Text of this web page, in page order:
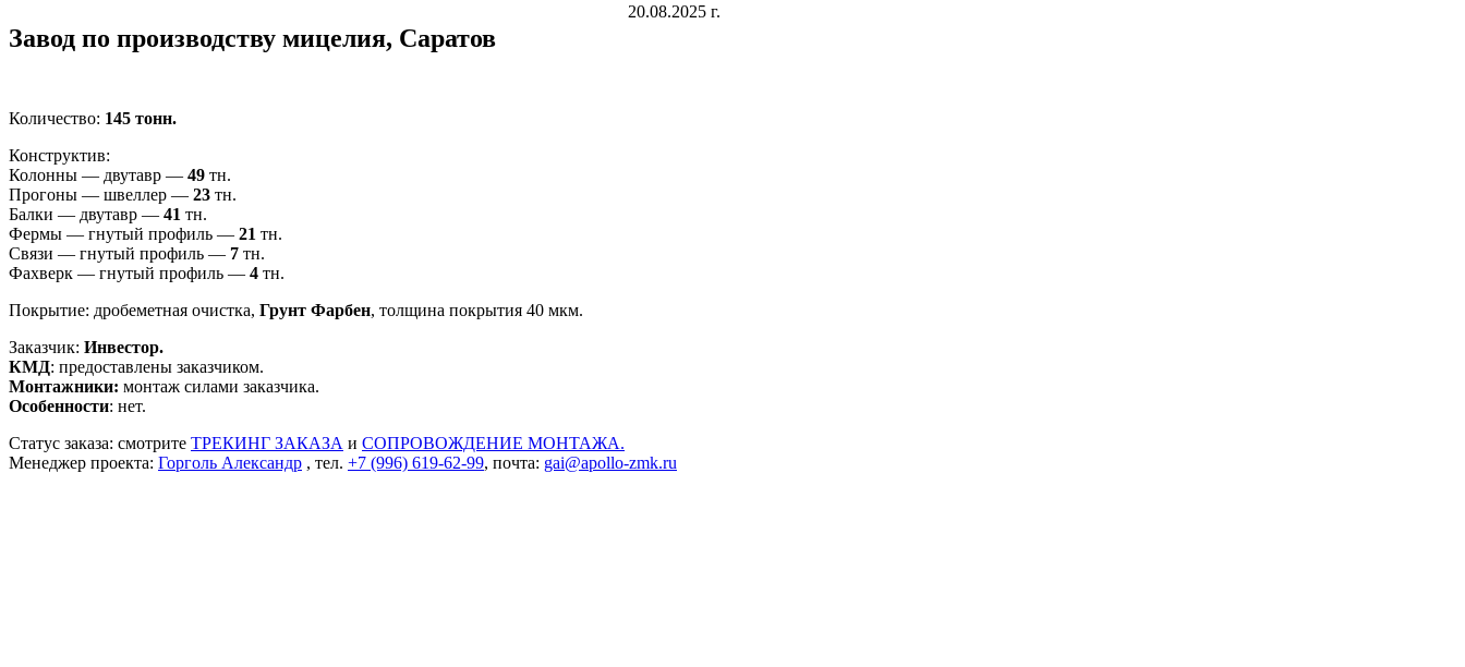
Завод по производству мицелия, Саратов
20.08.2025 г.
Количество: 145 тонн.
Конструктив:
Колонны — двутавр — 49 тн.
Прогоны — швеллер — 23 тн.
Балки — двутавр — 41 тн.
Фермы — гнутый профиль — 21 тн.
Связи — гнутый профиль — 7 тн.
Фахверк — гнутый профиль — 4 тн.
Покрытие: дробеметная очистка, Грунт Фарбен, толщина покрытия 40 мкм.
Заказчик: Инвестор.
КМД: предоставлены заказчиком.
Монтажники: монтаж силами заказчика.
Особенности: нет.
Статус заказа: смотрите ТРЕКИНГ ЗАКАЗА и СОПРОВОЖДЕНИЕ МОНТАЖА.
Менеджер проекта: Горголь Александр , тел. +7 (996) 619-62-99, почта: gai@apollo-zmk.ru